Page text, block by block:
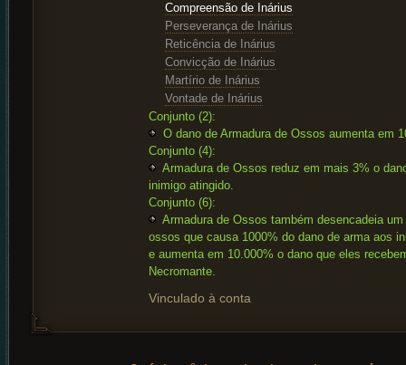
Compreensão de Inárius
Perseverança de Inárius
Reticência de Inárius
Convicção de Inárius
Martírio de Inárius
Vontade de Inárius
Conjunto (2):
O dano de Armadura de Ossos aumenta em
Conjunto (4):
Armadura de Ossos reduz em mais 3% o
inimigo atingido.
Conjunto (6):
Armadura de Ossos também desencadeia um
ossos que causa 1000% do dano de arma aos
e aumenta em 10.000% o dano que eles
Necromante.
Vinculado à conta